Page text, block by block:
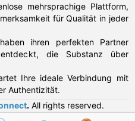
mehrsprachige Plattform,
für Qualität in jeder
ihren perfekten Partner
die Substanz über
Ihre ideale Verbindung mit
Authentizität.
. All rights reserved.